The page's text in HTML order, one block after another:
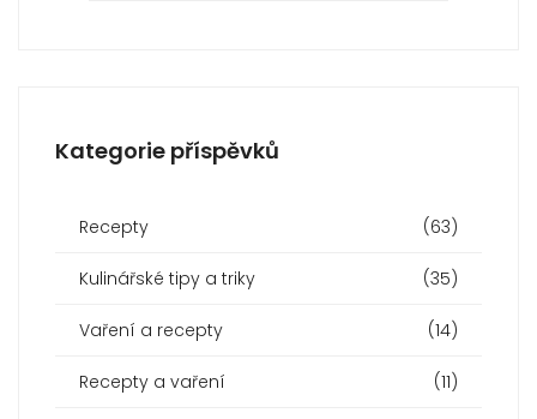
Kategorie příspěvků
Recepty (63)
Kulinářské tipy a triky (35)
Vaření a recepty (14)
Recepty a vaření (11)